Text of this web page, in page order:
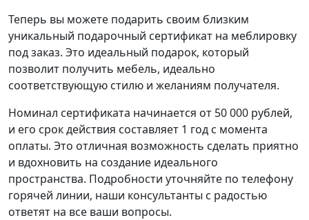
Теперь вы можете подарить своим близким
уникальный подарочный сертификат на меблировку
под заказ. Это идеальный подарок, который
позволит получить мебель, идеально
соответствующую стилю и желаниям получателя.
Номинал сертификата начинается от 50 000 рублей,
и его срок действия составляет 1 год с момента
оплаты. Это отличная возможность сделать приятно
и вдохновить на создание идеального
пространства. Подробности уточняйте по телефону
горячей линии, наши консультанты с радостью
ответят на все ваши вопросы.